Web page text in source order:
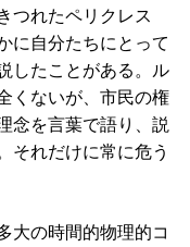
つれたペリクレス
に自分たちにとって
したことがある。ル
くないが、市民の権
念を言葉で語り、説
それだけに常に危う
大の時間的物理的コ